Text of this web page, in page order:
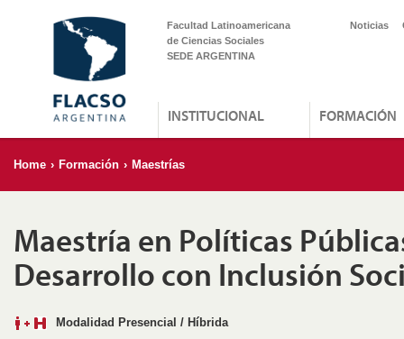
Facultad Latinoamericana
de Ciencias Sociales
SEDE ARGENTINA
Noticias
INSTITUCIONAL FORMACIÓN
Home › Formación › Maestrías
Maestría en Políticas
Desarrollo con Inclusión
Modalidad Presencial / Híbrida